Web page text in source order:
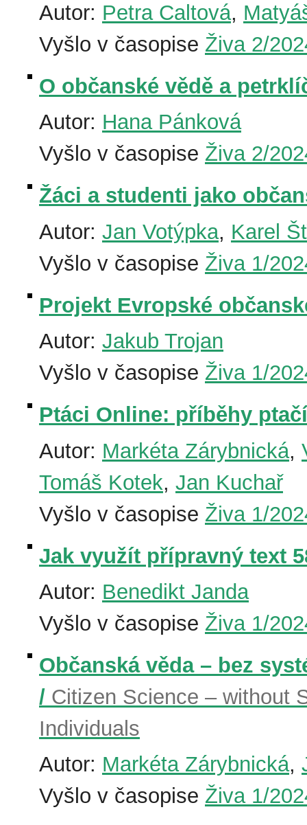
Autor: Petra Caltová,
Vyšlo v časopise Živa 2/
O občanské vědě a
Autor: Hana Pánková
Vyšlo v časopise Živa 2/
Žáci a studenti jako
Autor: Jan Votýpka, Karel
Vyšlo v časopise Živa 1/
Projekt Evropské
Autor: Jakub Trojan
Vyšlo v časopise Živa 1/
Ptáci Online: příběhy
Autor: Markéta Zárybnická,
Tomáš Kotek, Jan Kuchař
Vyšlo v časopise Živa 1/
Jak využít přípravný text
Autor: Benedikt Janda
Vyšlo v časopise Živa 1/
Občanská věda – bez
/ Citizen Science – without
Individuals
Autor: Markéta Zárybnická,
Vyšlo v časopise Živa 1/